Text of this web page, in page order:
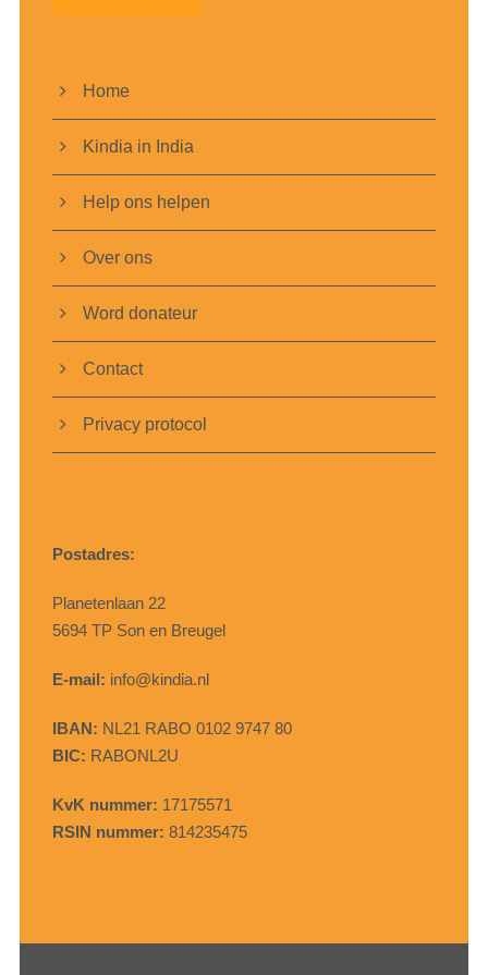
Home
Kindia in India
Help ons helpen
Over ons
Word donateur
Contact
Privacy protocol
Postadres:
Planetenlaan 22
5694 TP Son en Breugel
E-mail: info@kindia.nl
IBAN: NL21 RABO 0102 9747 80
BIC: RABONL2U
KvK nummer: 17175571
RSIN nummer: 814235475